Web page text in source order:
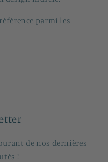
parmi les
de nos dernières
!